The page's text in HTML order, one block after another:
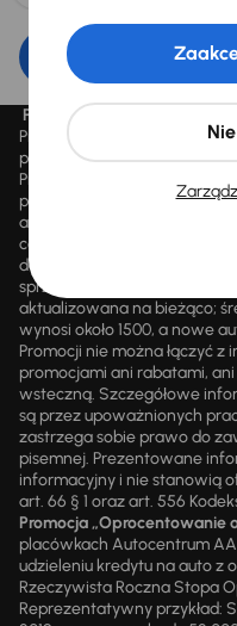
Promocja „Letnie przeceny
Promocja „Letnie przeceny
placówkach Autocentrum
Promocja polega na
przecenionych, wskazanych
aaaauto.pl/promocja, ze
cenie. Zniżka jest obliczana
danego pojazdu z 30 dni
sprzedaży. Liczba
aktualizowana na bieżąco;
wynosi około 1500, a nowe
Promocji nie można łączyć
promocjami ani rabatami,
wsteczną. Szczegółowe
są przez upoważnionych
zastrzega sobie prawo do
pisemnej. Prezentowane
informacyjny i nie stanowią
art. 66 § 1 oraz art. 556
Promocja „Oprocentowanie
placówkach Autocentrum
udzieleniu kredytu na auto z
Rzeczywista Roczna Stopa
Reprezentatywny przykład: